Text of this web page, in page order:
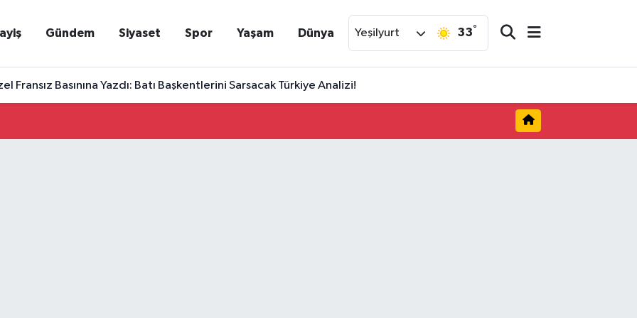
Gündem Siyaset Spor Yaşam Dünya Yeşilyurt 33°
Fransız Basınına Yazdı: Batı Başkentlerini Sarsacak Türkiye Analizi!